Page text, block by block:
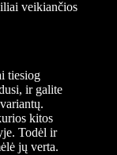
veikiančios
tiesiog
ir galite
kitos
Todėl ir
jų verta.